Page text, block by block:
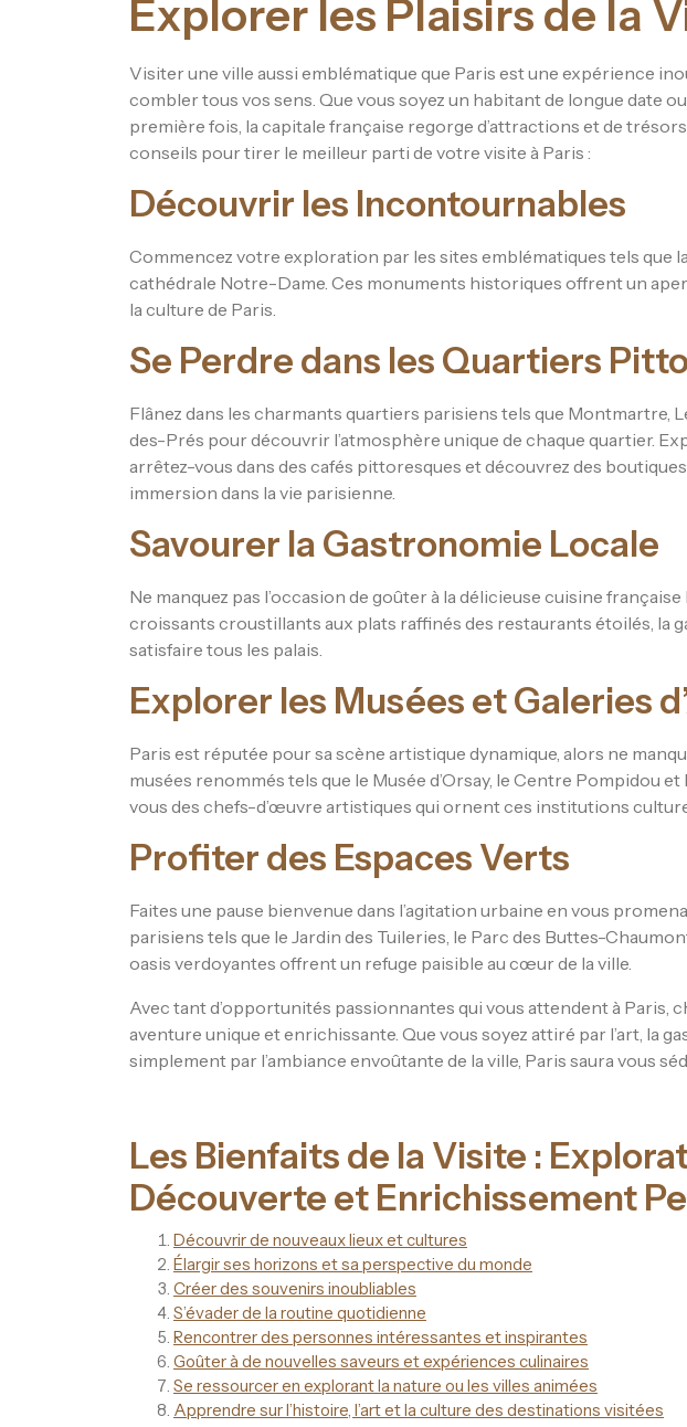
Explorer les Plaisirs de la
Visiter une ville aussi emblématique que Paris est une expérience
combler tous vos sens. Que vous soyez un habitant de longue date
première fois, la capitale française regorge d’attractions et de
conseils pour tirer le meilleur parti de votre visite à Paris :
Découvrir les Incontournables
Commencez votre exploration par les sites emblématiques tels que
cathédrale Notre-Dame. Ces monuments historiques offrent un
la culture de Paris.
Se Perdre dans les Quartiers
Flânez dans les charmants quartiers parisiens tels que Montmartre,
des-Prés pour découvrir l’atmosphère unique de chaque quartier.
arrêtez-vous dans des cafés pittoresques et découvrez des
immersion dans la vie parisienne.
Savourer la Gastronomie Locale
Ne manquez pas l’occasion de goûter à la délicieuse cuisine
croissants croustillants aux plats raffinés des restaurants étoilés, la
satisfaire tous les palais.
Explorer les Musées et Galeries
Paris est réputée pour sa scène artistique dynamique, alors ne
musées renommés tels que le Musée d’Orsay, le Centre Pompidou
vous des chefs-d’œuvre artistiques qui ornent ces institutions
Profiter des Espaces Verts
Faites une pause bienvenue dans l’agitation urbaine en vous
parisiens tels que le Jardin des Tuileries, le Parc des Buttes-
oasis verdoyantes offrent un refuge paisible au cœur de la ville.
Avec tant d’opportunités passionnantes qui vous attendent à Paris,
aventure unique et enrichissante. Que vous soyez attiré par l’art, la
simplement par l’ambiance envoûtante de la ville, Paris saura vous
Les Bienfaits de la Visite :
Découverte et Enrichissement
Découvrir de nouveaux lieux et cultures
Élargir ses horizons et sa perspective du monde
Créer des souvenirs inoubliables
S’évader de la routine quotidienne
Rencontrer des personnes intéressantes et inspirantes
Goûter à de nouvelles saveurs et expériences culinaires
Se ressourcer en explorant la nature ou les villes animées
Apprendre sur l’histoire, l’art et la culture des destinations visitées